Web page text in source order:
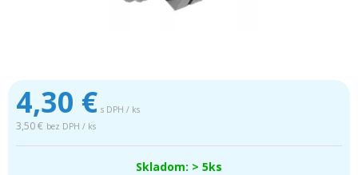
4,30 € s DPH / ks
3,50 € bez DPH / ks
Skladom: > 5ks